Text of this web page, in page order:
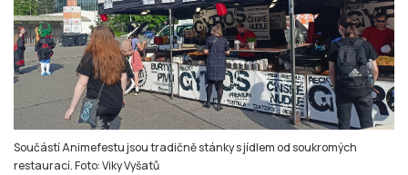
Součástí Animefestu jsou tradičně stánky s jídlem od soukromých
restaurací. Foto: Viky Vyšatů